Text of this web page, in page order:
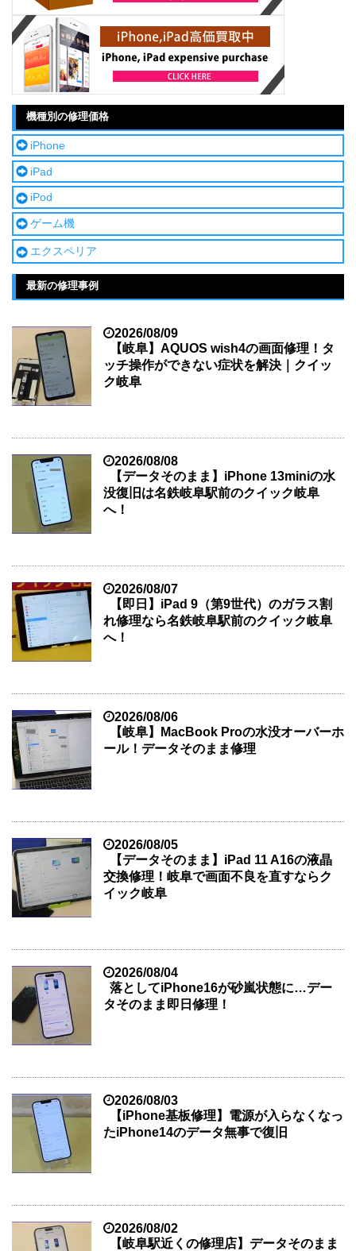
機種別の修理価格
iPhone
iPad
iPod
ゲーム機
エクスペリア
最新の修理事例
2026/08/09
【岐阜】AQUOS wish4の画面修理！タ
ッチ操作ができない症状を解決｜クイッ
ク岐阜
2026/08/08
【データそのまま】iPhone 13miniの水
没復旧は名鉄岐阜駅前のクイック岐阜
へ！
2026/08/07
【即日】iPad 9（第9世代）のガラス割
れ修理なら名鉄岐阜駅前のクイック岐阜
へ！
2026/08/06
【岐阜】MacBook Proの水没オーバーホ
ール！データそのまま修理
2026/08/05
【データそのまま】iPad 11 A16の液晶
交換修理！岐阜で画面不良を直すならク
イック岐阜
2026/08/04
落としてiPhone16が砂嵐状態に…デー
タそのまま即日修理！
2026/08/03
【iPhone基板修理】電源が入らなくなっ
たiPhone14のデータ無事で復旧
2026/08/02
【岐阜駅近くの修理店】データそのまま